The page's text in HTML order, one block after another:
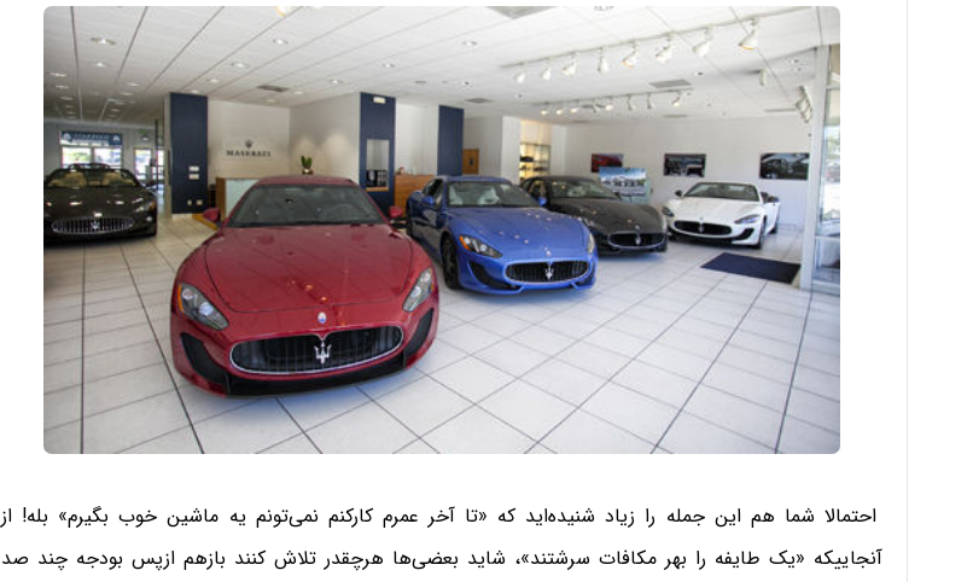
احتمالا شما هم این جمله را زیاد شنیده‌اید که «تا آخر عمرم کارکنم نمی‌تونم یه ماشین خوب بگیرم» بله! از
آنجاییکه «یک طایفه را بهر مکافات سرشتند»، شاید بعضی‌ها هرچقدر تلاش کنند بازهم ازپس بودجه چند صد